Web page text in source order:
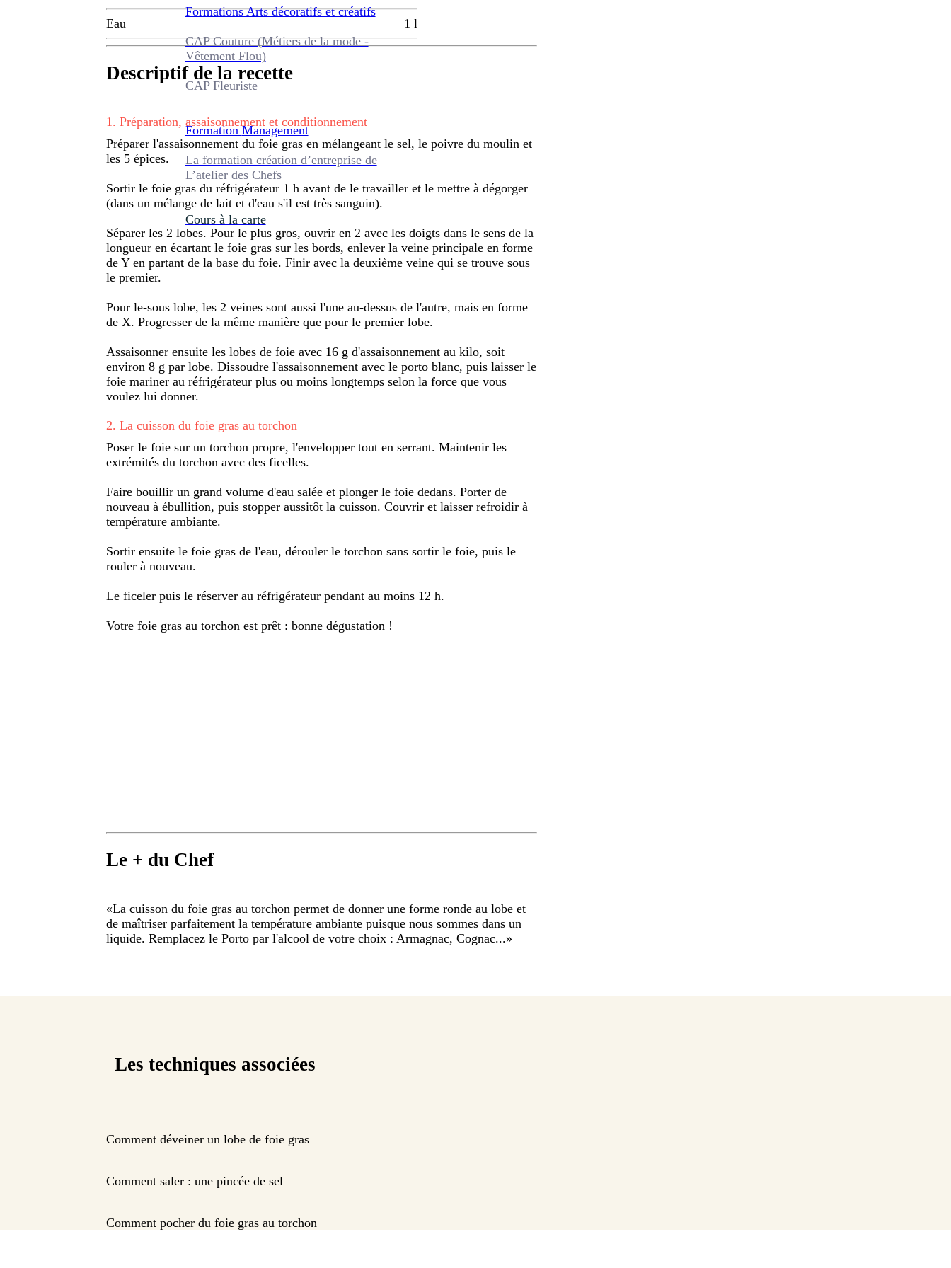
Formations Arts décoratifs et créatifs
CAP Couture (Métiers de la mode -
Vêtement Flou)
CAP Fleuriste
Formation Management
La formation création d’entreprise de
L’atelier des Chefs
Cours à la carte
Eau 1 l
Descriptif de la recette
1 . Préparation, assaisonnement et conditionnement
Préparer l'assaisonnement du foie gras en mélangeant le sel, le poivre du moulin et
les 5 épices.
Sortir le foie gras du réfrigérateur 1 h avant de le travailler et le mettre à dégorger
(dans un mélange de lait et d'eau s'il est très sanguin).
Séparer les 2 lobes. Pour le plus gros, ouvrir en 2 avec les doigts dans le sens de la
longueur en écartant le foie gras sur les bords, enlever la veine principale en forme
de Y en partant de la base du foie. Finir avec la deuxième veine qui se trouve sous
le premier.
Pour le-sous lobe, les 2 veines sont aussi l'une au-dessus de l'autre, mais en forme
de X. Progresser de la même manière que pour le premier lobe.
Assaisonner ensuite les lobes de foie avec 16 g d'assaisonnement au kilo, soit
environ 8 g par lobe. Dissoudre l'assaisonnement avec le porto blanc, puis laisser le
foie mariner au réfrigérateur plus ou moins longtemps selon la force que vous
voulez lui donner.
2. La cuisson du foie gras au torchon
Poser le foie sur un torchon propre, l'envelopper tout en serrant. Maintenir les
extrémités du torchon avec des ficelles.
Faire bouillir un grand volume d'eau salée et plonger le foie dedans. Porter de
nouveau à ébullition, puis stopper aussitôt la cuisson. Couvrir et laisser refroidir à
température ambiante.
Sortir ensuite le foie gras de l'eau, dérouler le torchon sans sortir le foie, puis le
rouler à nouveau.
Le ficeler puis le réserver au réfrigérateur pendant au moins 12 h.
Votre foie gras au torchon est prêt : bonne dégustation !
Le + du Chef
«La cuisson du foie gras au torchon permet de donner une forme ronde au lobe et
de maîtriser parfaitement la température ambiante puisque nous sommes dans un
liquide. Remplacez le Porto par l'alcool de votre choix : Armagnac, Cognac...»
Les techniques associées
Comment déveiner un lobe de foie gras
Comment saler : une pincée de sel
Comment pocher du foie gras au torchon